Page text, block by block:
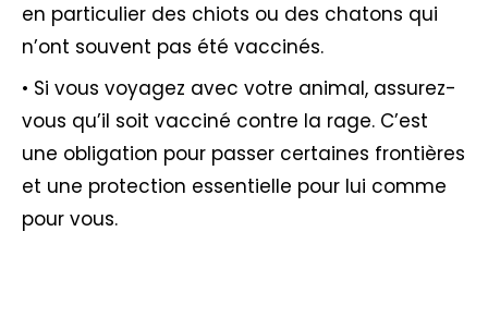
en particulier des chiots ou des chatons qui
n’ont souvent pas été vaccinés.
• Si vous voyagez avec votre animal, assurez-
vous qu’il soit vacciné contre la rage. C’est
une obligation pour passer certaines frontières
et une protection essentielle pour lui comme
pour vous.